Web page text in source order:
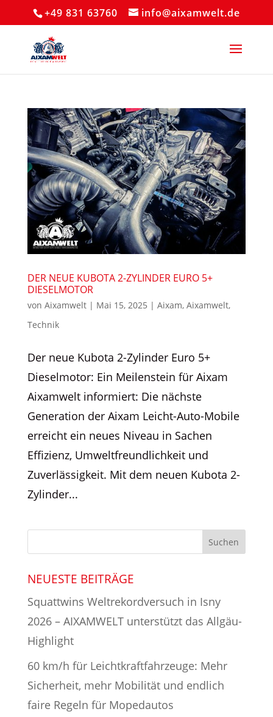
+49 831 63760 info@aixamwelt.de
DER NEUE KUBOTA 2-ZYLINDER EURO 5+
DIESELMOTOR
von Aixamwelt| Mai 15, 2025 | Aixam, Aixamwelt,
Technik
Der neue Kubota 2-Zylinder Euro 5+
Dieselmotor: Ein Meilenstein für Aixam
Aixamwelt informiert: Die nächste
Generation der Aixam Leicht-Auto-Mobile
erreicht ein neues Niveau in Sachen
Effizienz, Umweltfreundlichkeit und
Zuverlässigkeit. Mit dem neuen Kubota 2-
Zylinder...
NEUESTE BEITRÄGE
Squattwins Weltrekordversuch in Isny
2026 – AIXAMWELT unterstützt das Allgäu-
Highlight
60 km/h für Leichtkraftfahrzeuge: Mehr
Sicherheit, mehr Mobilität und endlich
faire Regeln für Mopedautos